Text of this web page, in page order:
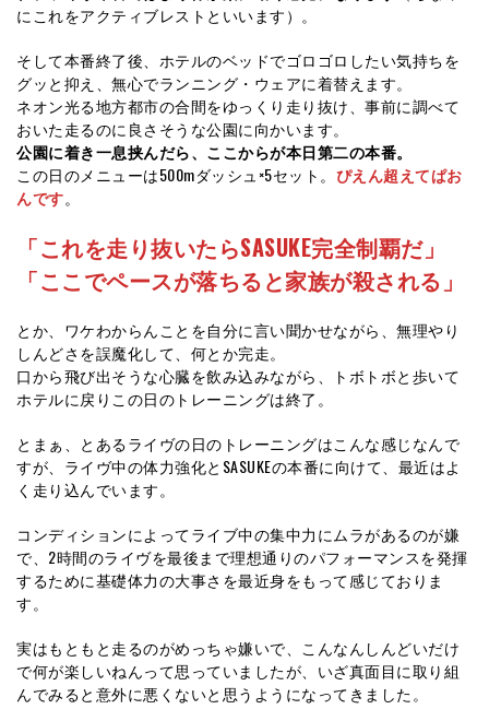
にこれをアクティブレストといいます）。
そして本番終了後、ホテルのベッドでゴロゴロしたい気持ちを
グッと抑え、無心でランニング・ウェアに着替えます。
ネオン光る地方都市の合間をゆっくり走り抜け、事前に調べて
おいた走るのに良さそうな公園に向かいます。
公園に着き一息挟んだら、ここからが本日第二の本番。
この日のメニューは500mダッシュ×5セット。 ぴえん超えてぱお
んです。
「これを走り抜いたらSASUKE完全制覇だ」
「ここでペースが落ちると家族が殺される」
とか、ワケわからんことを自分に言い聞かせながら、無理やり
しんどさを誤魔化して、何とか完走。
口から飛び出そうな心臓を飲み込みながら、トボトボと歩いて
ホテルに戻りこの日のトレーニングは終了。
とまぁ、とあるライヴの日のトレーニングはこんな感じなんで
すが、ライヴ中の体力強化とSASUKEの本番に向けて、最近はよ
く走り込んでいます。
コンディションによってライブ中の集中力にムラがあるのが嫌
で、2時間のライヴを最後まで理想通りのパフォーマンスを発揮
するために基礎体力の大事さを最近身をもって感じておりま
す。
実はもともと走るのがめっちゃ嫌いで、こんなんしんどいだけ
で何が楽しいねんって思っていましたが、いざ真面目に取り組
んでみると意外に悪くないと思うようになってきました。